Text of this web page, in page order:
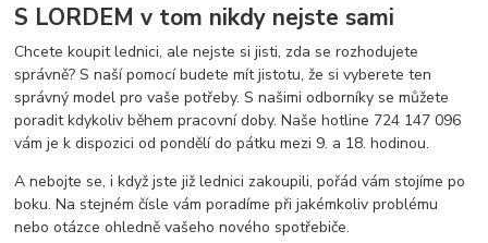
S LORDEM v tom nikdy nejste sami
Chcete koupit lednici, ale nejste si jisti, zda se rozhodujete
správně? S naší pomocí budete mít jistotu, že si vyberete ten
správný model pro vaše potřeby. S našimi odborníky se můžete
poradit kdykoliv během pracovní doby. Naše hotline 724 147 096
vám je k dispozici od pondělí do pátku mezi 9. a 18. hodinou.
A nebojte se, i když jste již lednici zakoupili, pořád vám stojíme po
boku. Na stejném čísle vám poradíme při jakémkoliv problému
nebo otázce ohledně vašeho nového spotřebiče.